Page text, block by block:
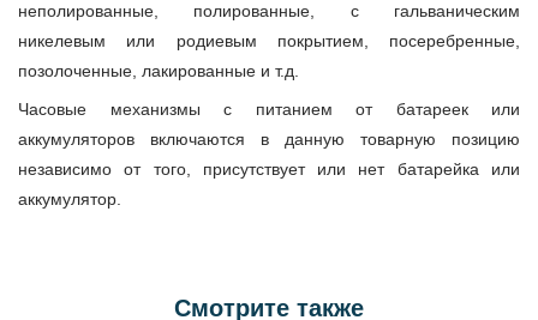
неполированные, полированные, с гальваническим
никелевым или родиевым покрытием, посеребренные,
позолоченные, лакированные и т.д.
Часовые механизмы с питанием от батареек или
аккумуляторов включаются в данную товарную позицию
независимо от того, присутствует или нет батарейка или
аккумулятор.
Смотрите также